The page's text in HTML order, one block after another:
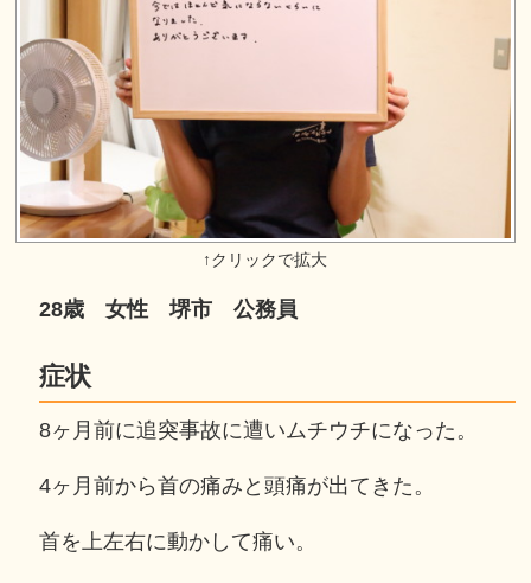
28歳 女性 堺市 公務員
症状
8ヶ月前に追突事故に遭いムチウチになった。
4ヶ月前から首の痛みと頭痛が出てきた。
首を上左右に動かして痛い。